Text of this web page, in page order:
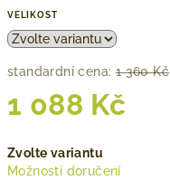
VELIKOST
standardní cena: 1 360 Kč
1 088 Kč
cena:
Zvolte variantu
Možnosti doručení